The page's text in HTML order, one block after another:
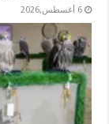
6 أغسطس,2026